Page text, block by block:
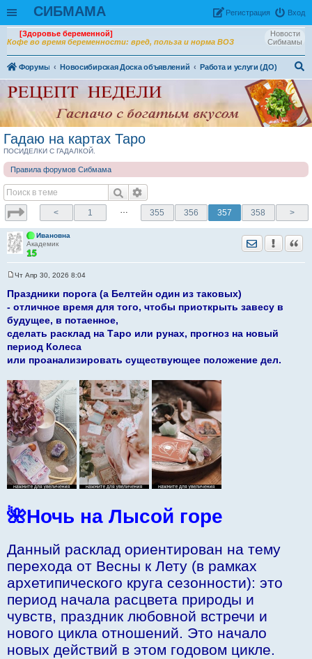
СИБМАМА Вход
Рeгиcтpaция
Новости
Сибмамы
[Здоровье беременной]
Кофе во время беременности: вред, польза и норма ВОЗ
Форумы Новосибирская Доска объявлений
Работа и услуги (ДО)
ск
Гадаю на картах Таро
ПОСИДЕЛКИ С ГАДАЛКОЙ.
Правила форумов Сибмама
< 1 … 355 356 357 358 >
Ивановна
Академик
Отправить
о
б
е
н
и
е
Чт Апр 30, 2026 8:04
Праздники порога (а Белтейн один из таковых)
- отличное время для того, чтобы приоткрыть завесу в
будущее, в потаенное,
сделать расклад на Таро или рунах, прогноз на новый
период Колеса
или проанализировать существующее положение дел.
🌺Ночь на Лысой горе
Данный расклад ориентирован на тему
перехода от Весны к Лету (в рамках
архетипического круга сезонности): это
период начала расцвета природы и
чувств, праздник любовной встречи и
нового цикла отношений. Это начало
новых действий в этом годовом цикле.